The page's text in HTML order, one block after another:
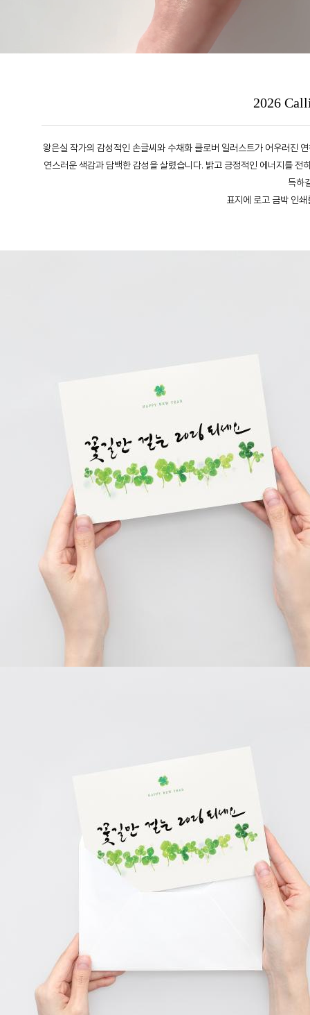
2026
왕은실 작가의 감성적인 손글씨와 수채화 클로버 일러스트가 어우러진
연스러운 색감과 담백한 감성을 살렸습니다. 밝고 긍정적인 에너지를
득하
표지에 로고 금박 인